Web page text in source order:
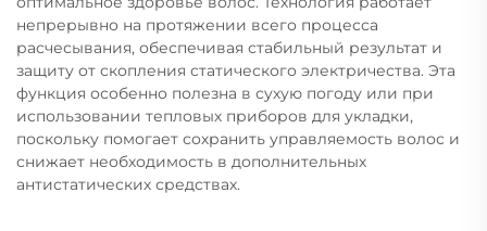
непрерывно на протяжении всего процесса
расчесывания, обеспечивая стабильный результат и
защиту от скопления статического электричества. Эта
функция особенно полезна в сухую погоду или при
использовании тепловых приборов для укладки,
поскольку помогает сохранить управляемость волос и
снижает необходимость в дополнительных
антистатических средствах.